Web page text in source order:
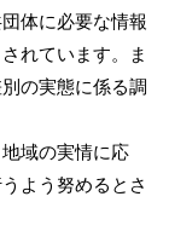
体に必要な情報
れています。ま
の実態に係る調
域の実情に応
よう努めるとさ